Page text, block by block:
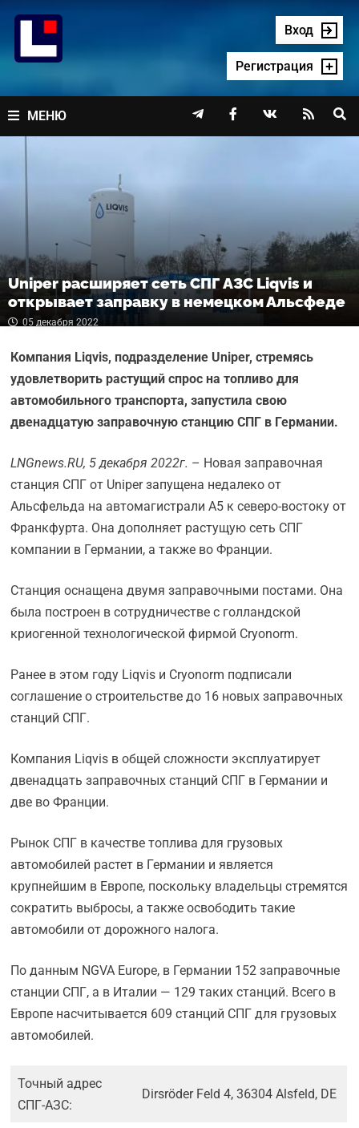
содержимому
Вход
Регистрация
МЕНЮ    
Uniper расширяет сеть СПГ АЗС Liqvis и
открывает заправку в немецком Альсфеде
05 декабря 2022
Компания Liqvis, подразделение Uniper, стремясь
удовлетворить растущий спрос на топливо для
автомобильного транспорта, запустила свою
двенадцатую заправочную станцию СПГ в Германии.
LNGnews.RU, 5 декабря 2022г. – Новая заправочная
станция СПГ от Uniper запущена недалеко от
Альсфельда на автомагистрали A5 к северо-востоку от
Франкфурта. Она дополняет растущую сеть СПГ
компании в Германии, а также во Франции.
Станция оснащена двумя заправочными постами. Она
была построен в сотрудничестве с голландской
криогенной технологической фирмой Cryonorm.
Ранее в этом году Liqvis и Cryonorm подписали
соглашение о строительстве до 16 новых заправочных
станций СПГ.
Компания Liqvis в общей сложности эксплуатирует
двенадцать заправочных станций СПГ в Германии и
две во Франции.
Рынок СПГ в качестве топлива для грузовых
автомобилей растет в Германии и является
крупнейшим в Европе, поскольку владельцы стремятся
сократить выбросы, а также освободить такие
автомобили от дорожного налога.
По данным NGVA Europe, в Германии 152 заправочные
станции СПГ, а в Италии — 129 таких станций. Всего в
Европе насчитывается 609 станций СПГ для грузовых
автомобилей.
Точный адрес
СПГ-АЗС:
Dirsröder Feld 4, 36304 Alsfeld, DE